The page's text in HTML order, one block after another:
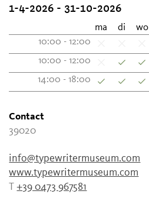
1-4-2026 - 31-10-2026
ma di wo
10:00 - 12:00
10:00 - 12:00
14:00 - 18:00
Contact
39020
info@typewritermuseum.com
www.typewritermuseum.com
T+39 0473 967581